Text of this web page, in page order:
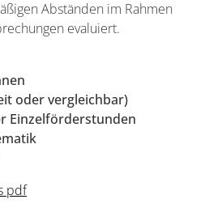
Abständen im Rahmen
evaluiert.
oder vergleichbar)
Einzelförderstunden
pdf